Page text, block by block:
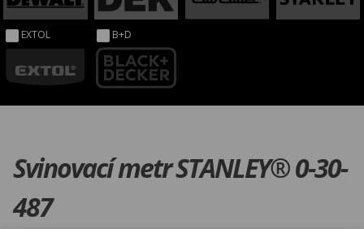
EXTOL B+D
Svinovací metr STANLEY® 0-30-
487